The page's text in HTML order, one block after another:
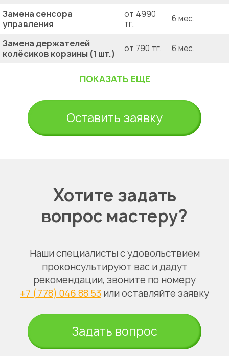
Замена сенсора
управления
от 4990
тг.
6 мес.
Замена держателей
колёсиков корзины (1 шт.)
от 790 тг. 6 мес.
ПОКАЗАТЬ ЕЩЕ
Оставить заявку
Хотите задать
вопрос мастеру?
Наши специалисты с удовольствием
проконсультируют вас и дадут
рекомендации, звоните по номеру
+7 (778) 046 88 53 или оставляйте заявку
Задать вопрос